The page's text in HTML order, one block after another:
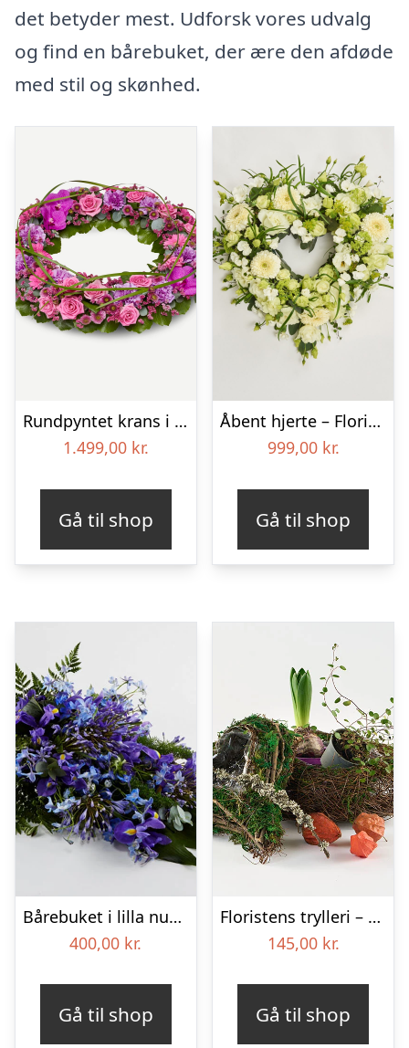
det betyder mest. Udforsk vores udvalg
og find en bårebuket, der ære den afdøde
med stil og skønhed.
Rundpyntet krans i klassisk stil – pink
1.499,00 kr.
Gå til shop
Åbent hjerte – Floristens kreative valg
999,00 kr.
Gå til shop
Bårebuket i lilla nuancer – Blomster til begravelse
400,00 kr.
Gå til shop
Floristens trylleri – gravpynt – Blomster til begravelse
145,00 kr.
Gå til shop